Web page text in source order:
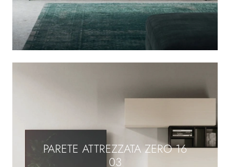
PARETE ATTREZZATA ZERO 16
03